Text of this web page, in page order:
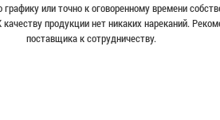
графику или точно к оговоренному времени
качеству продукции нет никаких нареканий.
поставщика к сотрудничеству.